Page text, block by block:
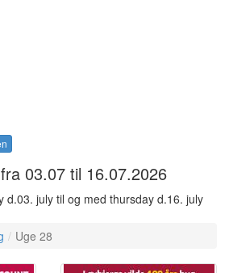
03.07 til 16.07.2026
d.03. july til og med thursday d.16. july
Uge 28